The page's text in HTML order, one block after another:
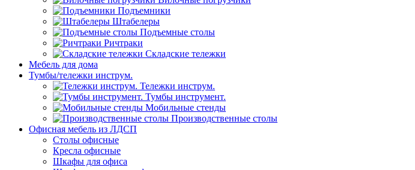
Подъемники
Штабелеры
Подъемные столы
Ричтраки
Складские тележки
Мебель для дома
Тумбы/тележки инструм.
Тележки инструм.
Тумбы инструмент.
Мобильные стенды
Производственные столы
Офисная мебель из ЛДСП
Столы офисные
Кресла офисные
Шкафы для офиса